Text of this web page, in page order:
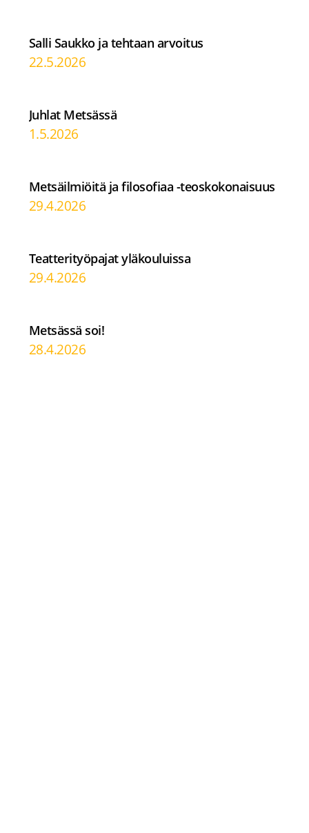
Salli Saukko ja tehtaan arvoitus
22.5.2026
Juhlat Metsässä
1.5.2026
Metsäilmiöitä ja filosofiaa -teoskokonaisuus
29.4.2026
Teatterityöpajat yläkouluissa
29.4.2026
Metsässä soi!
28.4.2026